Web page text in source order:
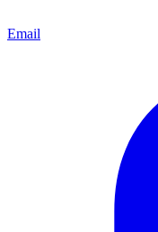
Email